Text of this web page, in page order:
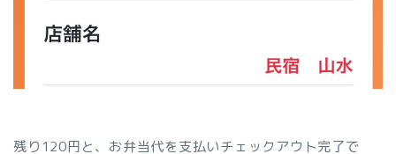
残り120円と、お弁当代を支払いチェックアウト完了で